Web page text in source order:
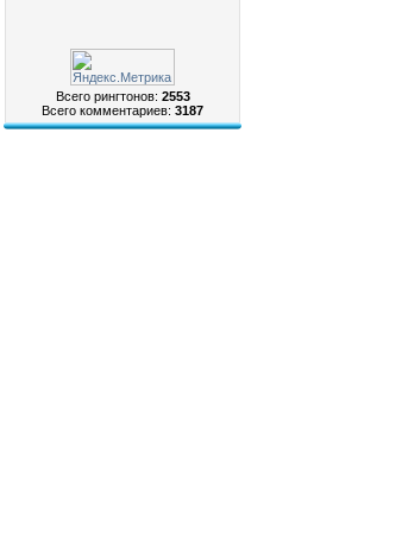
Всего рингтонов: 2553
Всего комментариев: 3187